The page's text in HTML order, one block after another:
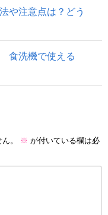
や注意点は？どう
食洗機で使える
。 ※ が付いている欄は必